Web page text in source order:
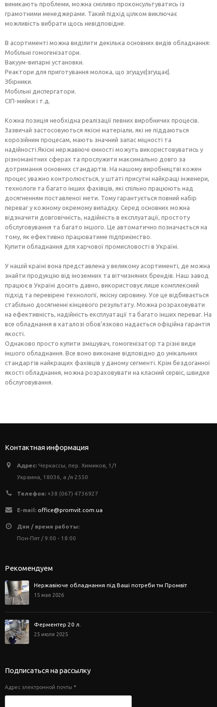
виникають проблеми, можна сміливо проконсультуватись із
грамотними менеджерами. Такий підхід цілком виключає
можливість вибрати щось невідповідне.
В асортименті можна виділити декілька основних видів обладнання:
Мобільні гомогенізатори.
Вакуум-випарні установки.
Реактори для приготування молока, що згущує|згущає|.
Збірники.
Мобільні диспергатори.
СІП-мийки і т.д.
Кожна позиція необхідна реалізації певних виробничих процесів.
Зазвичай застосовуються якісні матеріали, які не піддаються
корозійним процесам, мають значний запас міцності та
надійності.Якісні нержавіючі ємності можуть використовуватись у
різноманітних сферах та прослужити максимально довго за
дотримання основних стандартів. На нашому виробництві кожен
процес уважно контролюється, у штаті присутні найкращі інженери,
технологи та багато інших фахівців, які спільно працюють над
досягненням поставленої мети. Тому гарантується повний набір
переваг у кожному окремому випадку. Серед основних можна
відзначити довговічність, надійність в експлуатації, простоту
обслуговування та багато іншого. Це автоматично позначається на
тому, як ефективно працюватиме підприємство.
Купити обладнання для харчової промисловості в Україні.
У нашій країні вона представлена у великому асортименті, де можна
знайти продукцію від іноземних та вітчизняних брендів. Наш завод
працює в Україні досить давно, використовує лише комплексний
підхід та перевірені технології, якісну сировину. Усе це відбивається
стабільно досягненні кінцевого результату. Можна розраховувати
на ефективність, надійність експлуатації та багато інших переваг. На
все обладнання в каталозі обов’язково надається офіційна гарантія
якості.
Однаково просто купити змішувач, гомогенізатор та різні види
іншого обладнання. Все воно виконане відповідно до унікальних
стандартів найкращих фахівців у даному сегменті. Крім бездоганної
якості обладнання, можна розраховувати на класний сервіс, швидке
обслуговування.
Контактная информация
Адрес: Черкассы, пер. Химиков, 1/1
Украина, 18036, а /я 2550
Телефон: +38 (067) 4736927
E-mail: office@promvit.com.ua
Дни / время работы:
Пон-Пят / 9:00 - 18:00
Рекомендуем
Нержавіюче обладнання під Ваші потреби тм Промвіт
15 мая 2026
Ферментер 20 л.
25 июля 2025
Подписаться на рассылку
Адрес электронной почты *